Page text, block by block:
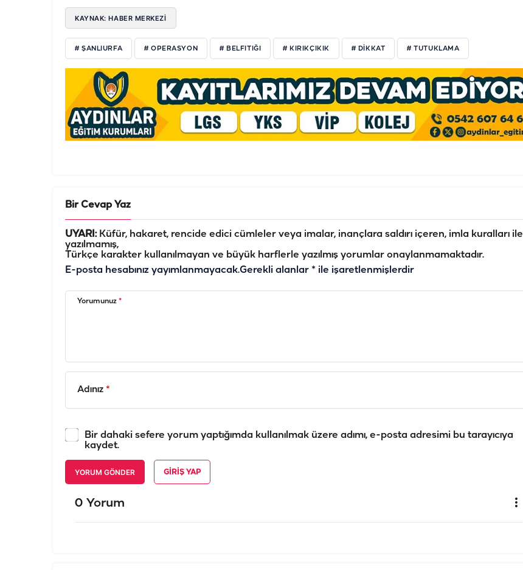
KAYNAK: HABER MERKEZİ
# ŞANLIURFA # OPERASYON # BELFITIĞI # KIRIKÇIKIK # DIKKAT # TUTUKLAMA
Bir Cevap Yaz
UYARI:Küfür, hakaret, rencide edici cümleler veya imalar, inançlara saldırı içeren, imla kuralları ile
yazılmamış,
Türkçe karakter kullanılmayan ve büyük harflerle yazılmış yorumlar onaylanmamaktadır.
E-posta hesabınız yayımlanmayacak.Gerekli alanlar * ile işaretlenmişlerdir
Yorumunuz *
Adınız *
Bir dahaki sefere yorum yaptığımda kullanılmak üzere adımı, e-posta adresimi bu tarayıcıya
kaydet.
YORUM GÖNDER GIRIŞ YAP
0 Yorum